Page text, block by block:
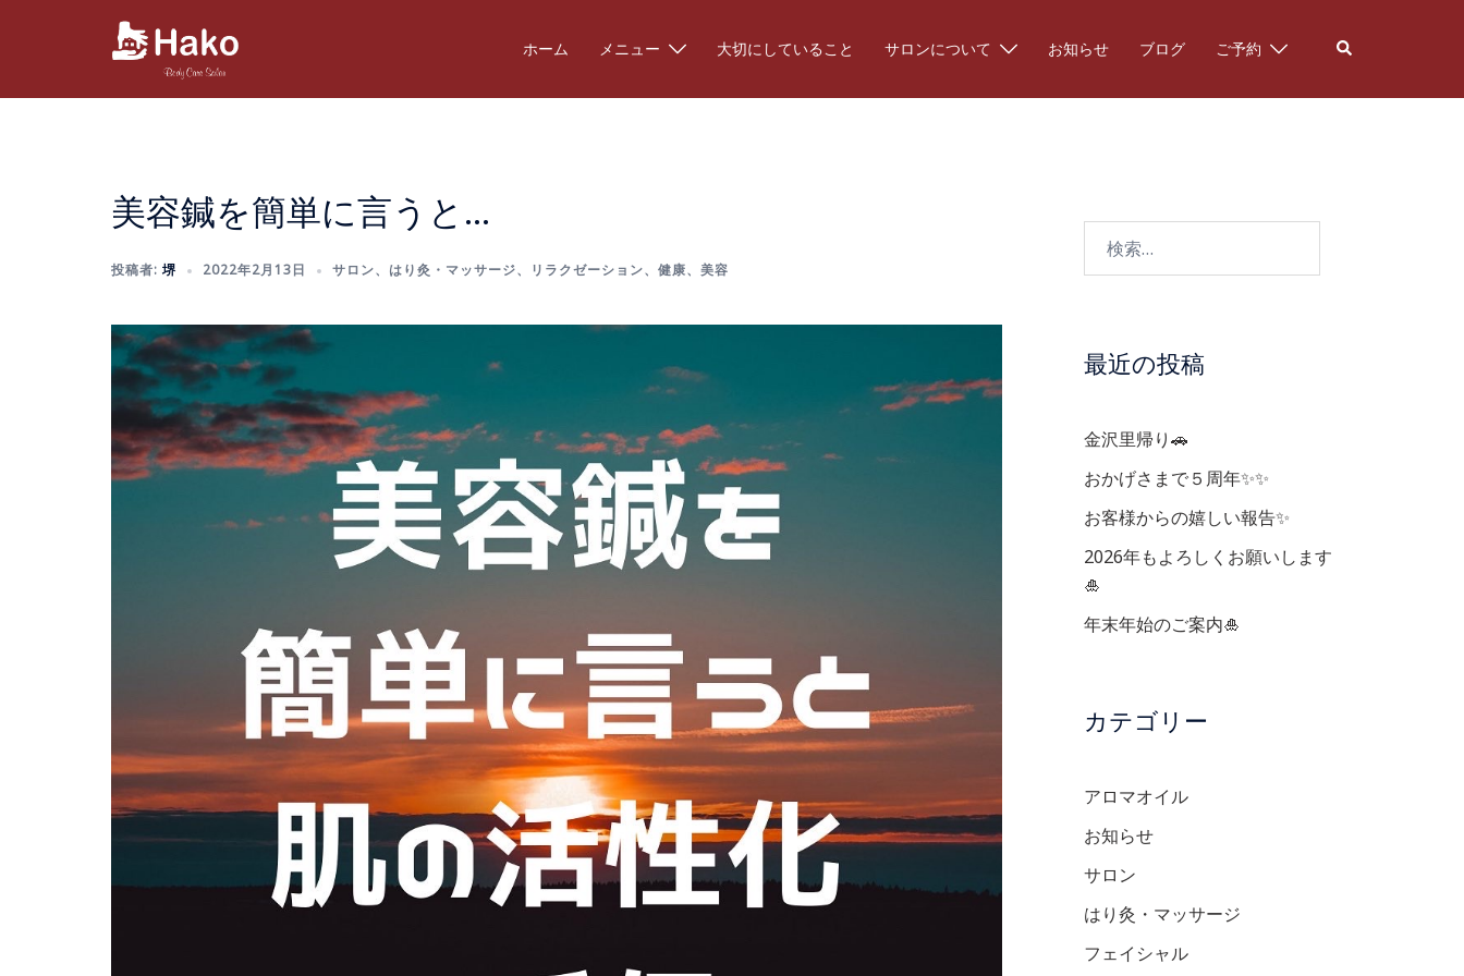
ン
ホーム メニュー 大切にしていること サロンについて お知らせ ブログ ご予約 検
索
美容鍼を簡単に言うと…
投稿者: 堺 2022年2月13日 サロン、 はり灸・マッサージ、 リラクゼーション、 健康、 美容
最近の投稿
金沢里帰り🚗
おかげさまで５周年✨✨
お客様からの嬉しい報告✨
2026年もよろしくお願いします
🎍
年末年始のご案内🎍
カテゴリー
アロマオイル
お知らせ
サロン
はり灸・マッサージ
フェイシャル